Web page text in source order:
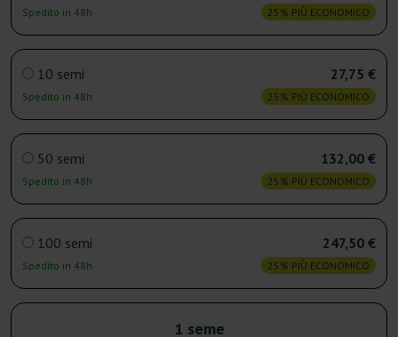
Spedito in 48h 25% PIÙ ECONOMICO
10 semi
Spedito in 48h
27,75 €
25% PIÙ ECONOMICO
50 semi
Spedito in 48h
132,00 €
25% PIÙ ECONOMICO
100 semi
Spedito in 48h
247,50 €
25% PIÙ ECONOMICO
1 seme